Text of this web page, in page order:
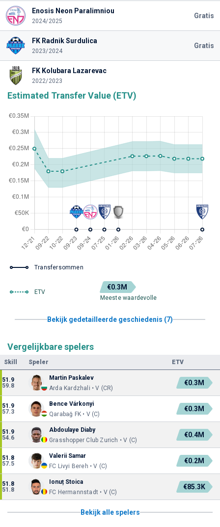
Enosis Neon Paralimniou
2024/2025
Gratis
FK Radnik Surdulica
2023/2024
Gratis
FK Kolubara Lazarevac
2022/2023
Estimated Transfer Value (ETV)
Transfersommen
ETV
€0.3M
Meeste waardevolle
Bekijk gedetailleerde geschiedenis (7)
Vergelijkbare spelers
Skill Speler ETV
51.9
59.8
Martin Paskalev
Arda Kardzhali • V (CR)
€0.3M
51.9
57.3
Bence Várkonyi
Qarabağ FK • V (C)
€0.3M
51.9
54.6
Abdoulaye Diaby
Grasshopper Club Zurich • V (C)
€0.4M
51.8
57.5
Valerii Samar
FC Livyi Bereh • V (C)
€0.2M
51.8
51.8
Ionuț Stoica
FC Hermannstadt • V (C)
€85.3K
Bekijk alle spelers